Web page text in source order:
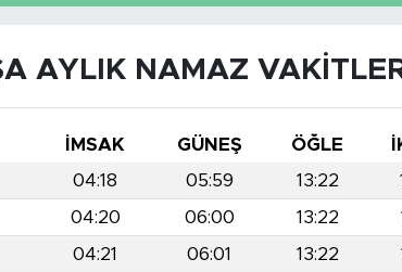
AYLIK NAMAZ
İMSAK GÜNEŞ ÖĞLE
04:18 05:59 13:22
04:20 06:00 13:22
04:21 06:01 13:22